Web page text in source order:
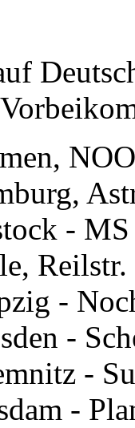
-
Reilstr.
-
-
-
-